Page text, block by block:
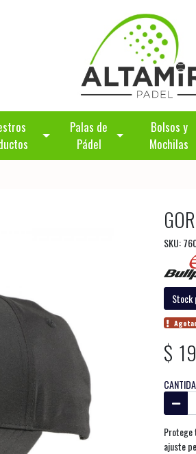
Palas de
Pádel
Bolsos y
Mochilas
SKU:
Stock
$
Protege
ajuste